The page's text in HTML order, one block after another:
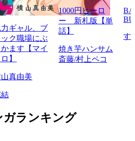
力ギャル、ブ
ク職場にぶ
ます【マイ
】
真由美
1000円ヒーロ
ー 新札版【単
話】
焼き芋ハンサム
斎藤/村上ペコ
す
ガランキング